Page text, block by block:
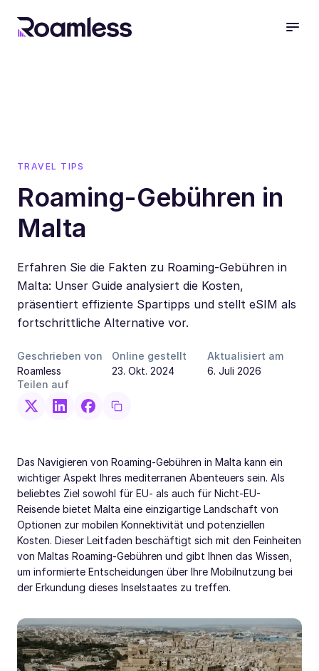
TRAVEL TIPS
Roaming-Gebühren in
Malta
Erfahren Sie die Fakten zu Roaming-Gebühren in
Malta: Unser Guide analysiert die Kosten,
präsentiert effiziente Spartipps und stellt eSIM als
fortschrittliche Alternative vor.
Geschrieben von
Roamless
Online gestellt
23. Okt. 2024
Aktualisiert am
6. Juli 2026
Teilen auf
Das Navigieren von Roaming-Gebühren in Malta kann ein
wichtiger Aspekt Ihres mediterranen Abenteuers sein. Als
beliebtes Ziel sowohl für EU- als auch für Nicht-EU-
Reisende bietet Malta eine einzigartige Landschaft von
Optionen zur mobilen Konnektivität und potenziellen
Kosten. Dieser Leitfaden beschäftigt sich mit den Feinheiten
von Maltas Roaming-Gebühren und gibt Ihnen das Wissen,
um informierte Entscheidungen über Ihre Mobilnutzung bei
der Erkundung dieses Inselstaates zu treffen.